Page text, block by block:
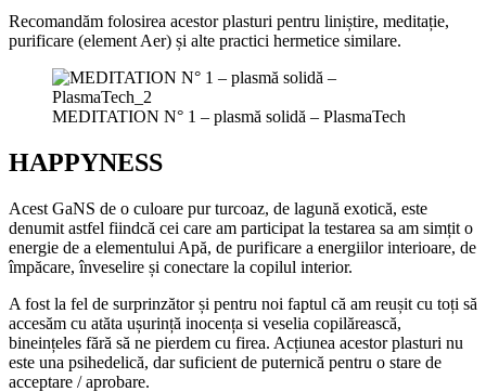
Recomandăm folosirea acestor plasturi pentru liniștire, meditație,
purificare (element Aer) și alte practici hermetice similare.
MEDITATION N° 1 – plasmă solidă – PlasmaTech
HAPPYNESS
Acest GaNS de o culoare pur turcoaz, de lagună exotică, este
denumit astfel fiindcă cei care am participat la testarea sa am simțit o
energie de a elementului Apă, de purificare a energiilor interioare, de
împăcare, înveselire și conectare la copilul interior.
A fost la fel de surprinzător și pentru noi faptul că am reușit cu toți să
accesăm cu atăta ușurință inocența si veselia copilărească,
bineințeles fără să ne pierdem cu firea. Acțiunea acestor plasturi nu
este una psihedelică, dar suficient de puternică pentru o stare de
acceptare / aprobare.